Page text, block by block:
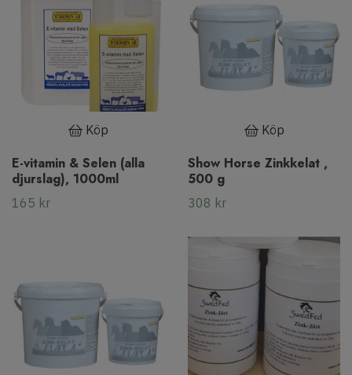
Köp
E-vitamin & Selen (alla
djurslag), 1000ml
165 kr
Köp
Show Horse Zinkkelat ,
500 g
308 kr